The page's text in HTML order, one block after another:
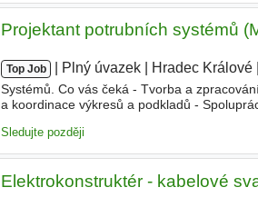
Projektant potrubních systémů
Top Job Plný úvazek Hradec Králové
Systémů. Co vás čeká - Tvorba a
a koordinace výkresů a podkladů -
Sledujte později
Elektrokonstruktér - kabelové